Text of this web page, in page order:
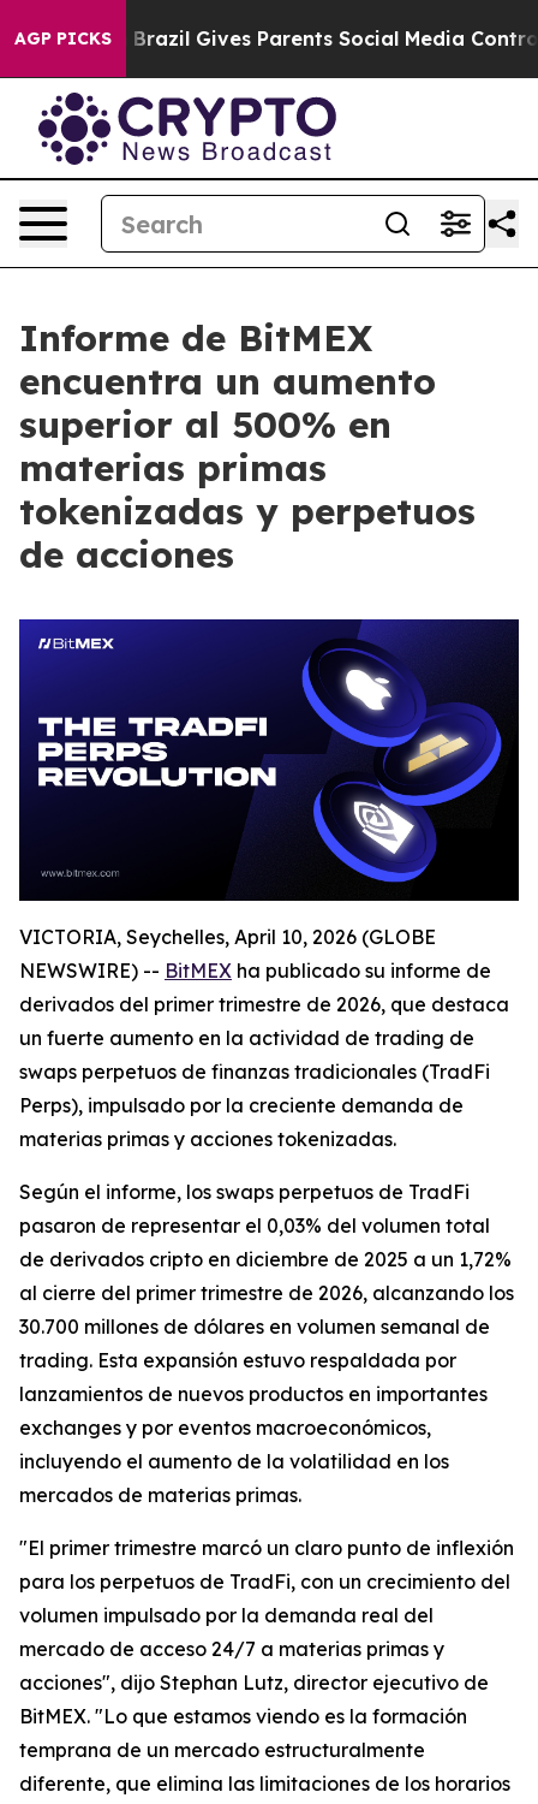
AGP PICKS
Youth Brazil Gives Parents Social Media Controls for
Informe de BitMEX
encuentra un aumento
superior al 500% en
materias primas
tokenizadas y perpetuos
de acciones
VICTORIA, Seychelles, April 10, 2026 (GLOBE
NEWSWIRE) -- BitMEX ha publicado su informe de
derivados del primer trimestre de 2026, que destaca
un fuerte aumento en la actividad de trading de
swaps perpetuos de finanzas tradicionales (TradFi
Perps), impulsado por la creciente demanda de
materias primas y acciones tokenizadas.
Según el informe, los swaps perpetuos de TradFi
pasaron de representar el 0,03% del volumen total
de derivados cripto en diciembre de 2025 a un 1,72%
al cierre del primer trimestre de 2026, alcanzando los
30.700 millones de dólares en volumen semanal de
trading. Esta expansión estuvo respaldada por
lanzamientos de nuevos productos en importantes
exchanges y por eventos macroeconómicos,
incluyendo el aumento de la volatilidad en los
mercados de materias primas.
"El primer trimestre marcó un claro punto de inflexión
para los perpetuos de TradFi, con un crecimiento del
volumen impulsado por la demanda real del
mercado de acceso 24/7 a materias primas y
acciones", dijo Stephan Lutz, director ejecutivo de
BitMEX. "Lo que estamos viendo es la formación
temprana de un mercado estructuralmente
diferente, que elimina las limitaciones de los horarios